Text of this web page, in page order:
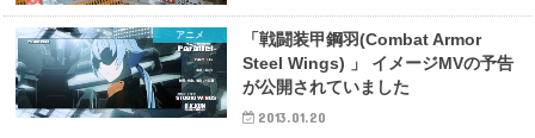
アニメ
「戦闘装甲鋼羽(Combat Armor
Steel Wings) 」 イメージMVの予告
が公開されていました
2013.01.20